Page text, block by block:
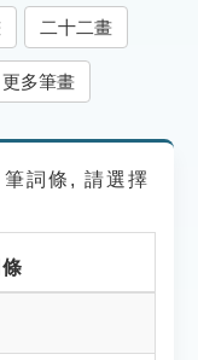
二十二畫
更多筆畫
筆詞條, 請選擇